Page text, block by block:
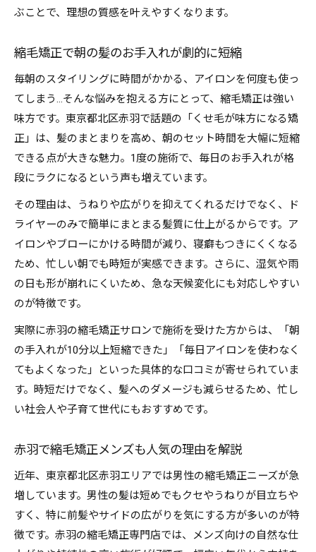
ぶことで、理想の質感を叶えやすくなります。
縮毛矯正で朝の髪のお手入れが劇的に短縮
毎朝のスタイリングに時間がかかる、アイロンを何度も使っ
てしまう…そんな悩みを抱える方にとって、縮毛矯正は強い
味方です。東京都北区赤羽で話題の「くせ毛が味方になる矯
正」は、髪のまとまりを高め、朝のセット時間を大幅に短縮
できる点が大きな魅力。1度の施術で、毎日のお手入れが格
段にラクになるという声も増えています。
その理由は、うねりや広がりを抑えてくれるだけでなく、ド
ライヤーのみで簡単にまとまる髪質に仕上がるからです。ア
イロンやブローにかける時間が減り、寝癖もつきにくくなる
ため、忙しい朝でも時短が実感できます。さらに、湿気や雨
の日も形が崩れにくいため、急な天候変化にも対応しやすい
のが特徴です。
実際に赤羽の縮毛矯正サロンで施術を受けた方からは、「朝
の手入れが10分以上短縮できた」「毎日アイロンを使わなく
てもよくなった」といった具体的な口コミが寄せられていま
す。時短だけでなく、髪へのダメージも減らせるため、忙し
い社会人や子育て世代にもおすすめです。
赤羽で縮毛矯正メンズも人気の理由を解説
近年、東京都北区赤羽エリアでは男性の縮毛矯正ニーズが急
増しています。男性の髪は短めでもクセやうねりが目立ちや
すく、特に前髪やサイドの広がりを気にする方が多いのが特
徴です。赤羽の縮毛矯正専門店では、メンズ向けの自然な仕